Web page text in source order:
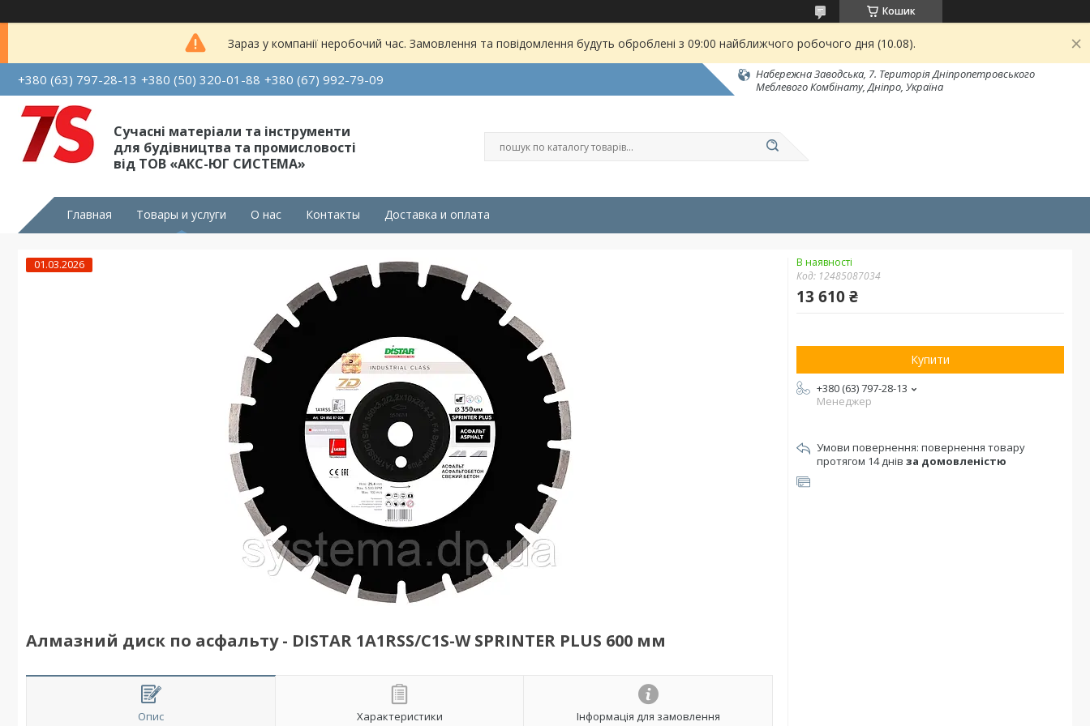
Кошик
Зараз у компанії неробочий час. Замовлення та повідомлення будуть оброблені з 09:00 найближчого робочого дня (10.08).
+380 (63) 797-28-13 +380 (50) 320-01-88 +380 (67) 992-79-09
Набережна Заводська, 7. Територія Дніпропетровського
Меблевого Комбінату, Дніпро, Україна
Сучасні матеріали та інструменти
для будівництва та промисловості
від ТОВ «АКС-ЮГ СИСТЕМА»
Главная Товары и услуги О нас Контакты Доставка и оплата
01.03.2026
Алмазний диск по асфальту - DISTAR 1A1RSS/C1S-W SPRINTER PLUS 600 мм
Опис Характеристики Інформація для замовлення
В наявності
Код: 12485087034
13 610 ₴
Купити
+380 (63) 797-28-13
Менеджер
повернення товару
протягом 14 днів за домовленістю